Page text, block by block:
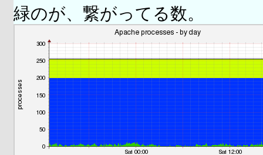
緑のが、繋がってる数。